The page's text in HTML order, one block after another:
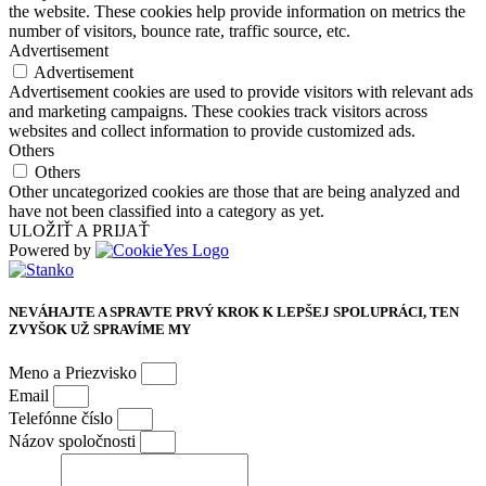
the website. These cookies help provide information on metrics the
number of visitors, bounce rate, traffic source, etc.
Advertisement
Advertisement
Advertisement cookies are used to provide visitors with relevant ads
and marketing campaigns. These cookies track visitors across
websites and collect information to provide customized ads.
Others
Others
Other uncategorized cookies are those that are being analyzed and
have not been classified into a category as yet.
ULOŽIŤ A PRIJAŤ
Powered by
NEVÁHAJTE A SPRAVTE PRVÝ KROK K LEPŠEJ SPOLUPRÁCI, TEN
ZVYŠOK UŽ SPRAVÍME MY
Meno a Priezvisko
Email
Telefónne číslo
Názov spoločnosti